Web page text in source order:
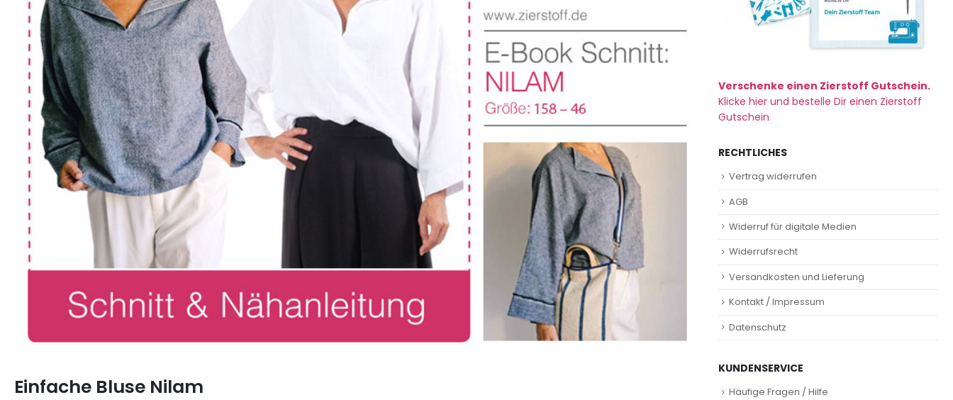
Einfache Bluse Nilam
Verschenke einen Zierstoff Gutschein.
Klicke hier und bestelle Dir einen Zierstoff
Gutschein
RECHTLICHES
Vertrag widerrufen
AGB
Widerruf für digitale Medien
Widerrufsrecht
Versandkosten und Lieferung
Kontakt / Impressum
Datenschutz
KUNDENSERVICE
Häufige Fragen / Hilfe